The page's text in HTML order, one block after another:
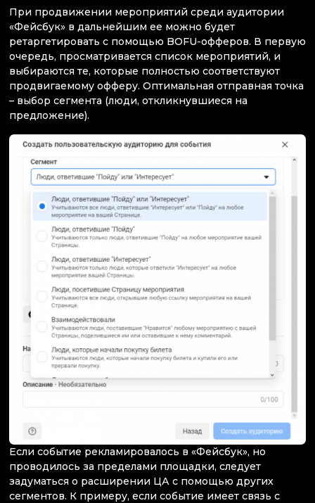
При продвижении мероприятий среди аудитории
«Фейсбук» в дальнейшим ее можно будет
ретаргетировать с помощью BOFU-офферов. В первую
очередь, просматривается список мероприятий, и
выбираются те, которые полностью соответствуют
продвигаемому офферу. Оптимальная отправная точка
– выбор сегмента (люди, откликнувшиеся на
предложение).
Если событие рекламировалось в «Фейсбук», но
проводилось за пределами площадки, следует
задуматься о расширении ЦА с помощью других
сегментов. К примеру, если событие имеет связь с